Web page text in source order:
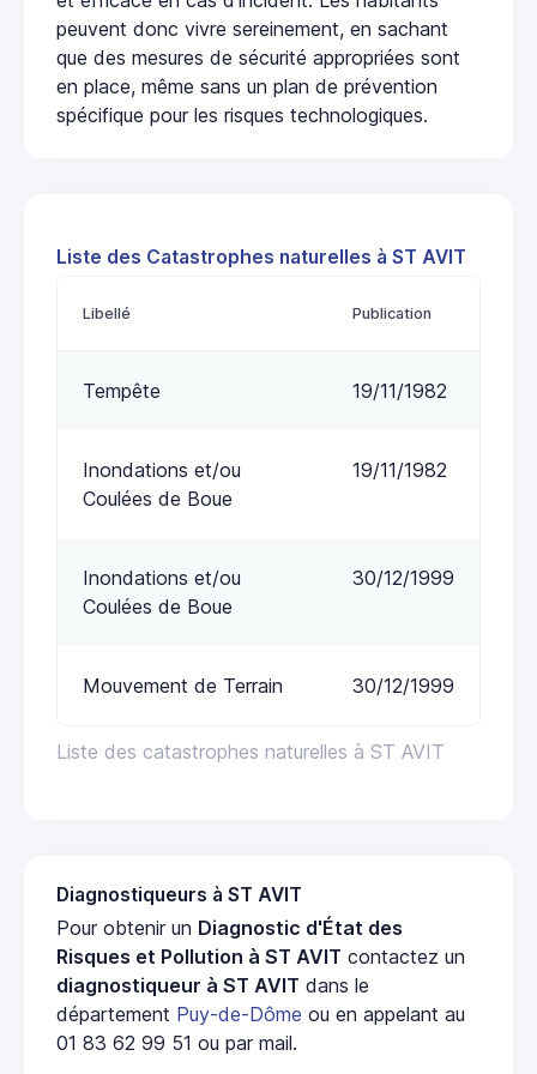
peuvent donc vivre sereinement, en sachant
que des mesures de sécurité appropriées sont
en place, même sans un plan de prévention
spécifique pour les risques technologiques.
Liste des Catastrophes naturelles à ST AVIT
Liste des catastrophes naturelles à ST AVIT
Libellé Publication
Tempête 19/11/1982
Inondations et/ou
Coulées de Boue
19/11/1982
Inondations et/ou
Coulées de Boue
30/12/1999
Mouvement de Terrain 30/12/1999
Diagnostiqueurs à ST AVIT
Pour obtenir un Diagnostic d'État des
Risques et Pollution à ST AVIT contactez un
diagnostiqueur à ST AVIT dans le
département Puy-de-Dôme ou en appelant au
01 83 62 99 51 ou par mail.